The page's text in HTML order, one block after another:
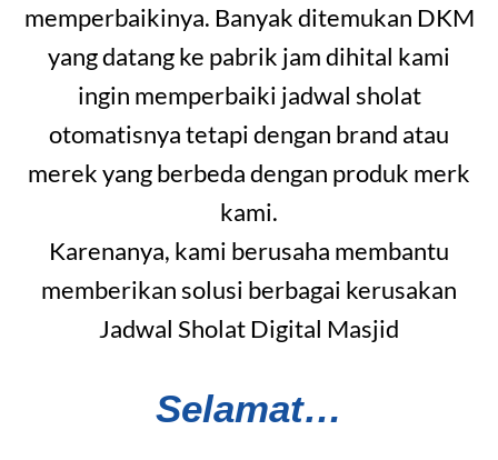
memperbaikinya. Banyak ditemukan DKM
yang datang ke pabrik jam dihital kami
ingin memperbaiki jadwal sholat
otomatisnya tetapi dengan brand atau
merek yang berbeda dengan produk merk
kami.
Karenanya, kami berusaha membantu
memberikan solusi berbagai kerusakan
Jadwal Sholat Digital Masjid
Selamat…